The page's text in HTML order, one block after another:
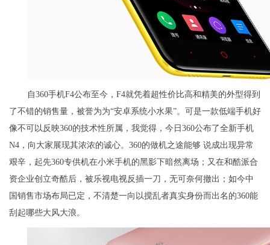
自360手机F4公布至今，F4就凭着超性价比高和精美的外型得到
了不错的销售量，被誉为为“安卓系统小水果”。可是一款低端手机好
像不可以反映360的技术性所属，我觉得，今日360公布了全新手机
N4，向大家展现其浓浓的诚心。360的做机之途能够 说成出现异常
艰辛，起先360专供机在小米手机的黑影下暗然离场；又在和酷派合
资企业创立奇酷后，被乐视电视反插一刀，无可奈何撤出；如今中
国销售市场布局已定，不清楚一向以搅乱者真实身份而出名的360能
刮起哪些大风大浪。